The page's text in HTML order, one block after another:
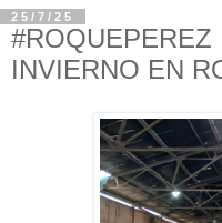
25/7/25
#ROQUEPEREZ
INVIERNO EN